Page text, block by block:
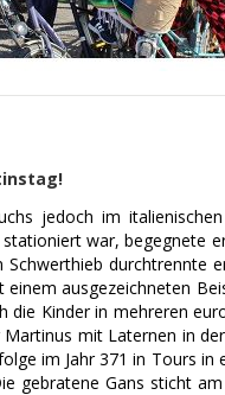
jedoch im
war, begegnete
durchtrennte
ausgezeichneten
Kinder in mehreren
mit Laternen in
im Jahr 371 in Tours in
gebratene Gans sticht